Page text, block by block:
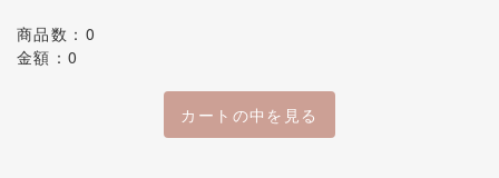
商品数：0
金額：0
カートの中を見る